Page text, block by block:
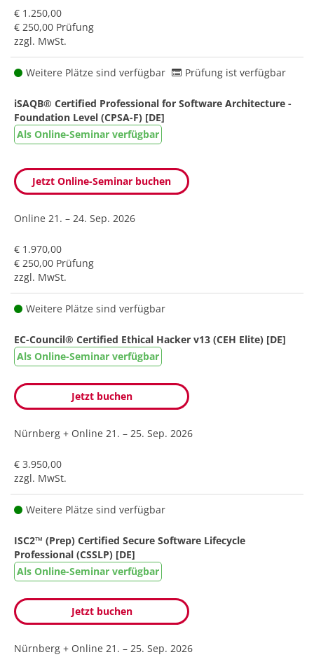
€ 1.250,00
€ 250,00 Prüfung
zzgl. MwSt.
Weitere Plätze sind verfügbar Prüfung ist verfügbar
iSAQB® Certified Professional for Software Architecture -
Foundation Level (CPSA-F) [DE]
Als Online-Seminar verfügbar
Jetzt Online-Seminar buchen
Online 21. – 24. Sep. 2026
€ 1.970,00
€ 250,00 Prüfung
zzgl. MwSt.
Weitere Plätze sind verfügbar
EC-Council® Certified Ethical Hacker v13 (CEH Elite) [DE]
Als Online-Seminar verfügbar
Jetzt buchen
Nürnberg + Online 21. – 25. Sep. 2026
€ 3.950,00
zzgl. MwSt.
Weitere Plätze sind verfügbar
ISC2™ (Prep) Certified Secure Software Lifecycle
Professional (CSSLP) [DE]
Als Online-Seminar verfügbar
Jetzt buchen
Nürnberg + Online 21. – 25. Sep. 2026